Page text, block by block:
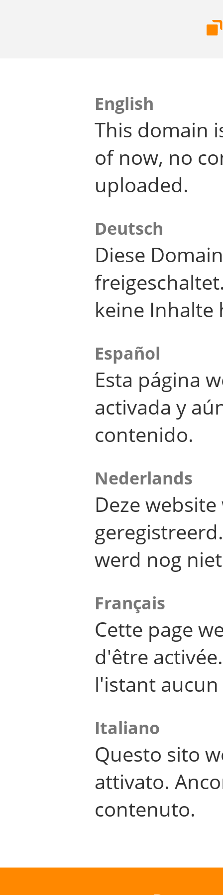
English
This domain
of now, no
uploaded.
Deutsch
Diese
keine Inhalte
Español
Esta página
activada y
contenido.
Nederlands
Deze
werd nog
Français
Cette page
d'être
l'istant
Italiano
Questo sito
attivato.
contenuto.